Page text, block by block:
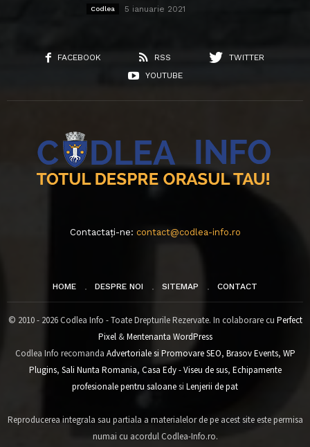
Codlea 5 ianuarie 2021
FACEBOOK RSS
TWITTER
YOUTUBE
Contactați-ne: contact@codlea-info.ro
HOME DESPRE NOI SITEMAP CONTACT
© 2010 - 2026 Codlea Info - Toate Drepturile Rezervate. In colaborare cu Perfect
Pixel&Mentenanta WordPress
Codlea Info recomanda Advertoriale si Promovare SEO, Brasov Events, WP
Plugins, Sali Nunta Romania, Casa Edy - Viseu de sus, Echipamente
profesionale pentru saloanesi Lenjerii de pat
Reproducerea integrala sau partiala a materialelor de pe acest site este permisa
numai cu acordul Codlea-Info.ro.